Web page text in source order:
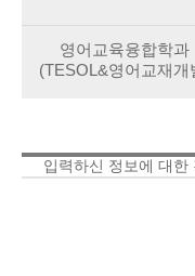
영어교육융합학과
(TESOL&영어교재개
입력하신 정보에 대한